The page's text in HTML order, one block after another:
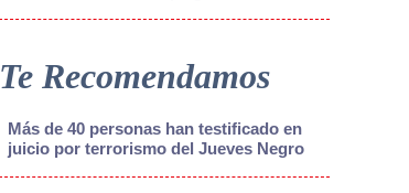
Te Recomendamos
Más de 40 personas han testificado en
juicio por terrorismo del Jueves Negro